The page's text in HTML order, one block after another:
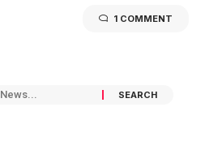
1 COMMENT